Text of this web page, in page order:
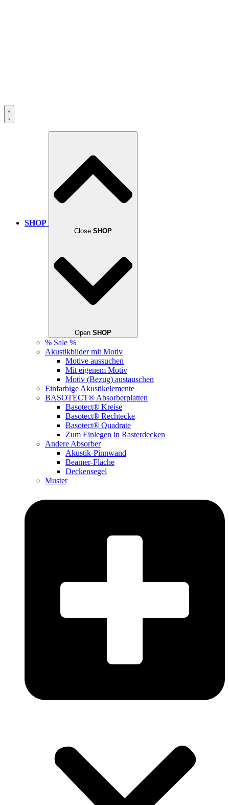
SHOP
Close SHOP
Open SHOP
% Sale %
Akustikbilder mit Motiv
Motive aussuchen
Mit eigenem Motiv
Motiv (Bezug) austauschen
Einfarbige Akustikelemente
BASOTECT® Absorberplatten
Basotect® Kreise
Basotect® Rechtecke
Basotect® Quadrate
Zum Einlegen in Rasterdecken
Andere Absorber
Akustik-Pinnwand
Beamer-Fläche
Deckensegel
Muster